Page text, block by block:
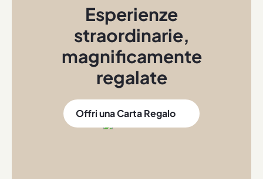
Esperienze
straordinarie,
magnificamente
regalate
Offri una Carta Regalo